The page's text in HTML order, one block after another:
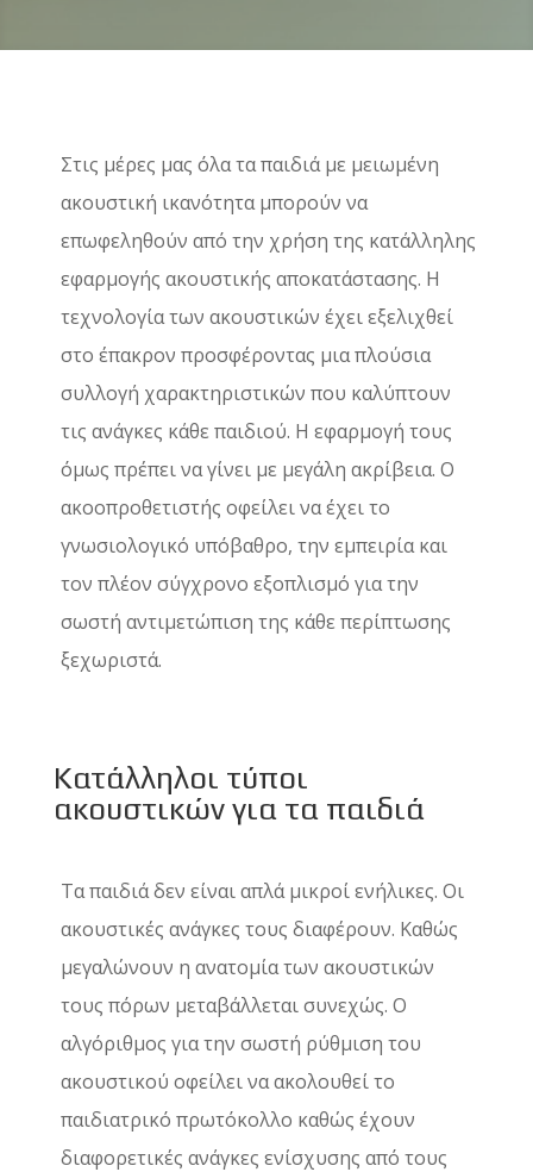
Στις μέρες μας όλα τα παιδιά με μειωμένη
ακουστική ικανότητα μπορούν να
επωφεληθούν από την χρήση της κατάλληλης
εφαρμογής ακουστικής αποκατάστασης. Η
τεχνολογία των ακουστικών έχει εξελιχθεί
στο έπακρον προσφέροντας μια πλούσια
συλλογή χαρακτηριστικών που καλύπτουν
τις ανάγκες κάθε παιδιού. Η εφαρμογή τους
όμως πρέπει να γίνει με μεγάλη ακρίβεια. Ο
ακοοπροθετιστής οφείλει να έχει το
γνωσιολογικό υπόβαθρο, την εμπειρία και
τον πλέον σύγχρονο εξοπλισμό για την
σωστή αντιμετώπιση της κάθε περίπτωσης
ξεχωριστά.
Κατάλληλοι τύποι
ακουστικών για τα παιδιά
Τα παιδιά δεν είναι απλά μικροί ενήλικες. Οι
ακουστικές ανάγκες τους διαφέρουν. Καθώς
μεγαλώνουν η ανατομία των ακουστικών
τους πόρων μεταβάλλεται συνεχώς. Ο
αλγόριθμος για την σωστή ρύθμιση του
ακουστικού οφείλει να ακολουθεί το
παιδιατρικό πρωτόκολλο καθώς έχουν
διαφορετικές ανάγκες ενίσχυσης από τους